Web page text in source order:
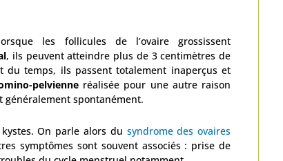
les follicules de l’ovaire grossissent
, ils peuvent atteindre plus de 3 centimètres de
du temps, ils passent totalement inaperçus et
pelvienneréalisée pour une autre raison
généralement spontanément.
On parle alors du syndrome des ovaires
symptômes sont souvent associés : prise de